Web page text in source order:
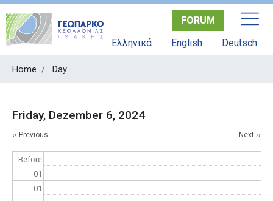
Skip
main
FORUM
Ελληνικά
English Deutsch
Home Day
Friday, Dezember 6, 2024
Pagination
‹‹ Previous Next ››
Before
01
01